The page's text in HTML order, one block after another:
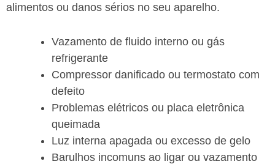
alimentos ou danos sérios no seu aparelho.
Vazamento de fluido interno ou gás
refrigerante
Compressor danificado ou termostato com
defeito
Problemas elétricos ou placa eletrônica
queimada
Luz interna apagada ou excesso de gelo
Barulhos incomuns ao ligar ou vazamento